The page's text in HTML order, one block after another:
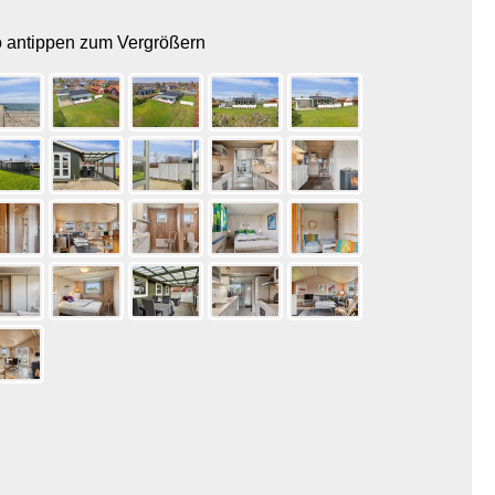
antippen zum Vergrößern